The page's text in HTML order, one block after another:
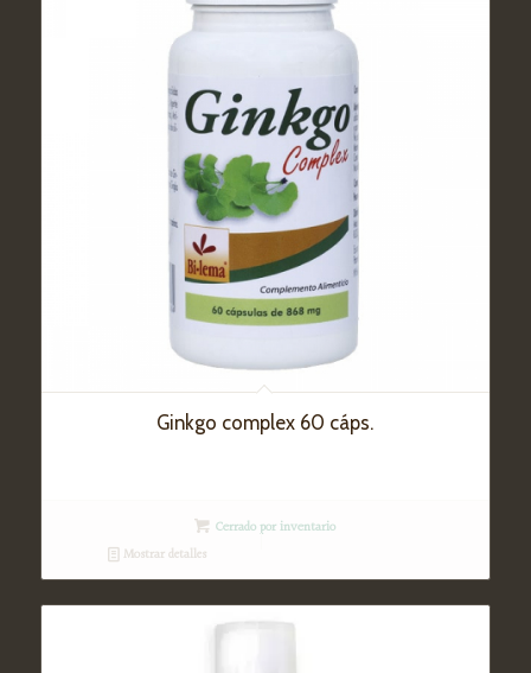
Ginkgo complex 60 cáps.
Cerrado por inventario
Mostrar detalles